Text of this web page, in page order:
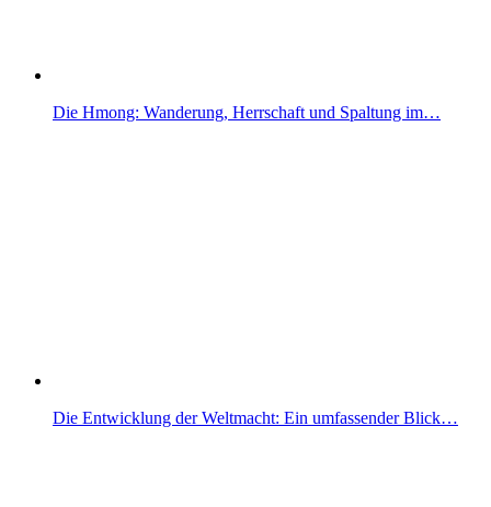
Die Hmong: Wanderung, Herrschaft und Spaltung im…
Die Entwicklung der Weltmacht: Ein umfassender Blick…